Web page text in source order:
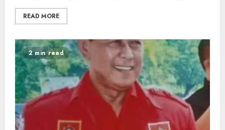
READ MORE
2 min read